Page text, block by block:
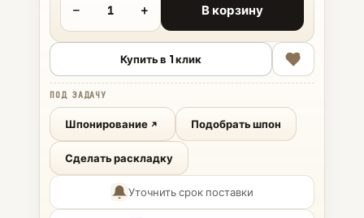
− + В корзину
Купить в 1 клик
ПОД ЗАДАЧУ
Шпонирование Подобрать шпон
Сделать раскладку
Уточнить срок поставки